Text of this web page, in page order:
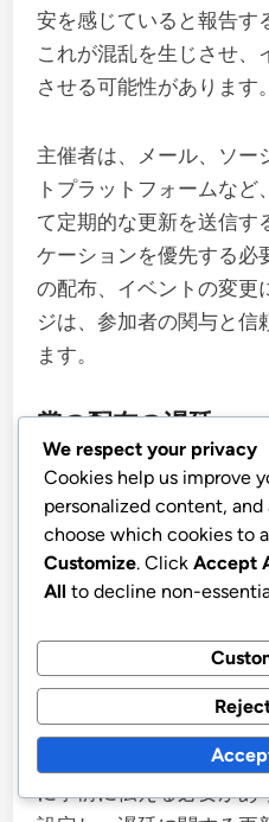
安を感じていると報告す
これが混乱を生じさせ、
させる可能性があります。
主催者は、メール、ソー
トプラットフォームな
て定期的な更新を送信す
ケーションを優先する必
の配布、イベントの変更
ジは、参加者の関与と信
ます。
賞の配布の遅延
賞の配布の遅延は、イベ
の不満を引き起こす可能
タイムリーに賞を受け取
望感を生むことがありま
このような問題を避ける
布の明確なタイムライン
に事前に伝える必要があ
We respect your privacy
Cookies help us improve
personalized content,
choose which cookies to
Customize. Click Accept
All to decline non-